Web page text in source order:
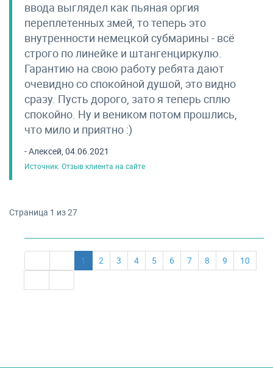
ввода выглядел как пьяная оргия
переплетенных змей, то теперь это
внутренности немецкой субмарины - всё
строго по линейке и штангенциркулю.
Гарантию на свою работу ребята дают
очевидно со спокойной душой, это видно
сразу. Пусть дорого, зато я теперь сплю
спокойно. Ну и веником потом прошлись,
что мило и приятно :)
- Алексей, 04.06.2021
Источник: Отзыв клиента на сайте
Страница 1 из 27
1 2 3 4 5 6 7 8 9 10